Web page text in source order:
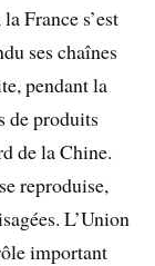
France s’est
ses chaînes
pendant la
de produits
de la Chine.
reproduise,
L’Union
important